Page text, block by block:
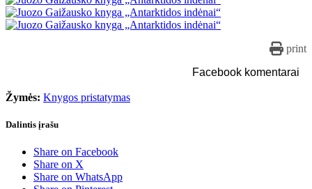
print
Facebook komentarai
Žymės: Knygos pristatymas
Dalintis įrašu
Share on Facebook
Share on X
Share on WhatsApp